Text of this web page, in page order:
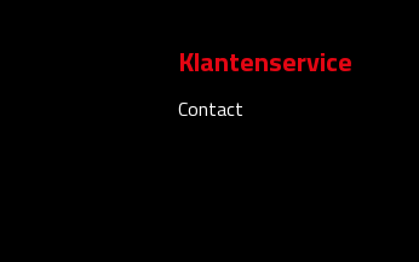
Klantenservice
Contact